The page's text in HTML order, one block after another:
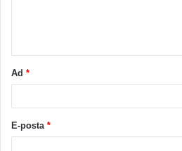
Ad *
E-posta *